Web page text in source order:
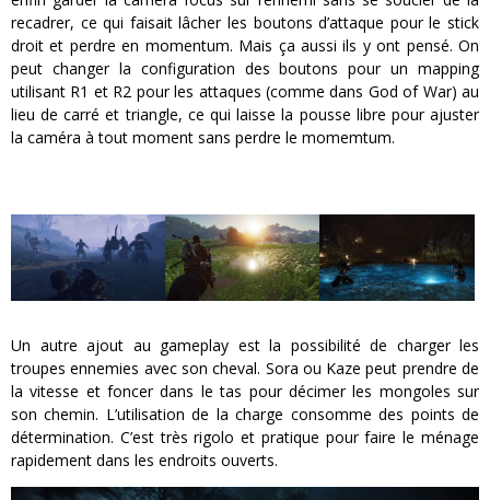
recadrer, ce qui faisait lâcher les boutons d’attaque pour le stick
droit et perdre en momentum. Mais ça aussi ils y ont pensé. On
peut changer la configuration des boutons pour un mapping
utilisant R1 et R2 pour les attaques (comme dans God of War) au
lieu de carré et triangle, ce qui laisse la pousse libre pour ajuster
la caméra à tout moment sans perdre le momemtum.
Un autre ajout au gameplay est la possibilité de charger les
troupes ennemies avec son cheval. Sora ou Kaze peut prendre de
la vitesse et foncer dans le tas pour décimer les mongoles sur
son chemin. L’utilisation de la charge consomme des points de
détermination. C’est très rigolo et pratique pour faire le ménage
rapidement dans les endroits ouverts.